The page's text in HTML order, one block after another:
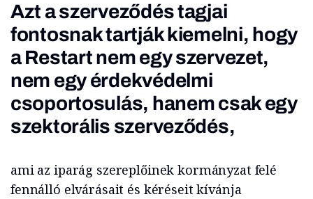
Azt a szerveződés tagjai
fontosnak tartják kiemelni, hogy
a Restart nem egy szervezet,
nem egy érdekvédelmi
csoportosulás, hanem csak egy
szektorális szerveződés,
ami az iparág szereplőinek kormányzat felé
fennálló elvárásait és kéréseit kívánja